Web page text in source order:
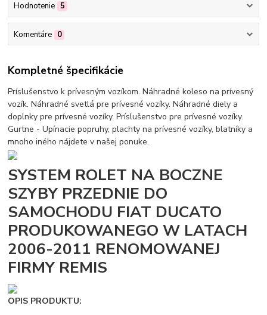
Hodnotenie 5
Komentáre 0
Kompletné špecifikácie
Príslušenstvo k prívesným vozíkom. Náhradné koleso na prívesný
vozík. Náhradné svetlá pre prívesné vozíky. Náhradné diely a
doplnky pre prívesné vozíky. Príslušenstvo pre prívesné vozíky.
Gurtne - Upínacie popruhy, plachty na prívesné vozíky, blatníky a
mnoho iného nájdete v našej ponuke.
SYSTEM ROLET NA BOCZNE
SZYBY PRZEDNIE DO
SAMOCHODU FIAT DUCATO
PRODUKOWANEGO W LATACH
2006-2011 RENOMOWANEJ
FIRMY REMIS
OPIS PRODUKTU: